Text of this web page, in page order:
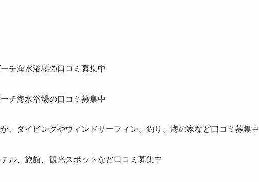
チ海水浴場の口コミ募集中
チ海水浴場の口コミ募集中
、ダイビングやウィンドサーフィン、釣り、海の家など口コミ募集中
ル、旅館、観光スポットなど口コミ募集中